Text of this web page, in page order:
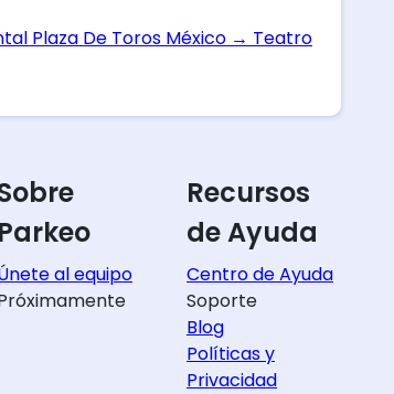
Plaza De Toros México → Teatro
Recursos
de Ayuda
Centro de Ayuda
Soporte
Blog
Políticas y
Privacidad
Parkeo
al equipo